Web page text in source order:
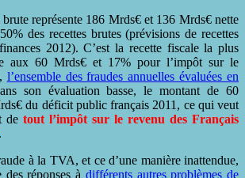
représente 186 Mrds€ et 136 Mrds€ nette
des recettes brutes (prévisions de recettes
2012). C’est la recette fiscale la plus
aux 60 Mrds€ et 17% pour l’impôt sur le
l’ensemble des fraudes annuelles évaluées en
son évaluation basse, le montant de 60
du déficit public français 2011, ce qui veut
de tout l’impôt sur le revenu des Français
.
à la TVA, et ce d’une manière inattendue,
réponses à différents autres problèmes de